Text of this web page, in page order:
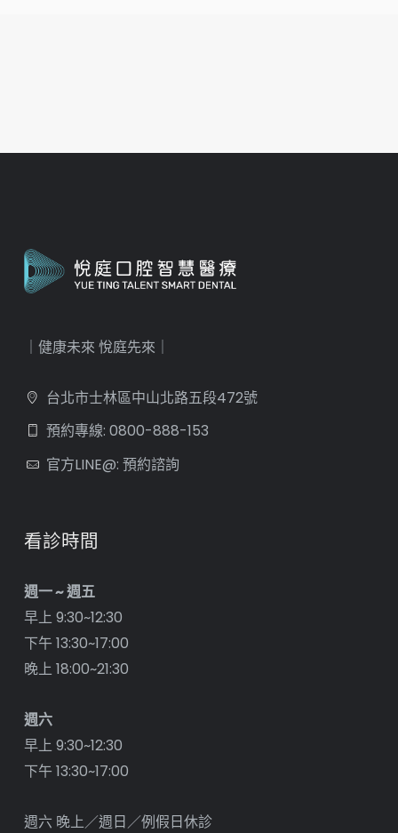
｜健康未來 悅庭先來｜
台北市士林區中山北路五段472號
預約專線: 0800-888-153
官方LINE@: 預約諮詢
看診時間
週一 ~ 週五
早上 9:30~12:30
下午 13:30~17:00
晚上 18:00~21:30
週六
早上 9:30~12:30
下午 13:30~17:00
週六 晚上／週日／例假日休診